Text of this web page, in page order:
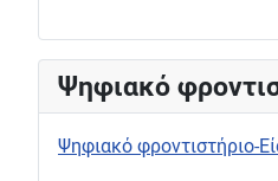
Ψηφιακό
Ψηφιακό φροντιστήριο-